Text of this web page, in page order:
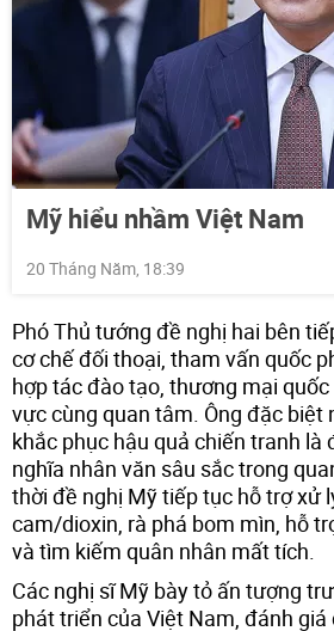
Mỹ hiểu nhầm Việt Nam
20 Tháng Năm, 18:39
Phó Thủ tướng đề nghị hai bên
cơ chế đối thoại, tham vấn quốc
hợp tác đào tạo, thương mại
vực cùng quan tâm. Ông đặc biệt
khắc phục hậu quả chiến tranh là
nghĩa nhân văn sâu sắc trong
thời đề nghị Mỹ tiếp tục hỗ trợ xử
cam/dioxin, rà phá bom mìn, hỗ
và tìm kiếm quân nhân mất tích.
Các nghị sĩ Mỹ bày tỏ ấn tượng
phát triển của Việt Nam, đánh